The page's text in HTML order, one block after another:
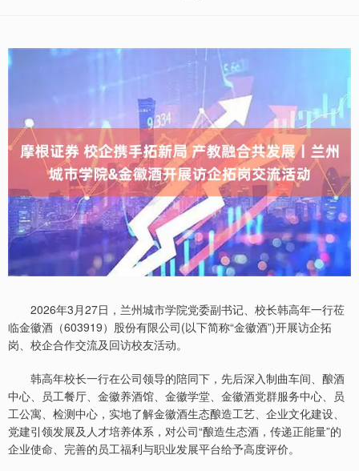
2026年3月27日，兰州城市学院党委副书记、校长韩高年一行莅
临金徽酒（603919）股份有限公司(以下简称“金徽酒”)开展访企拓
岗、校企合作交流及回访校友活动。
韩高年校长一行在公司领导的陪同下，先后深入制曲车间、酿酒
中心、员工餐厅、金徽养酒馆、金徽学堂、金徽酒党群服务中心、员
工公寓、检测中心，实地了解金徽酒生态酿造工艺、企业文化建设、
党建引领发展及人才培养体系，对公司“酿造生态酒，传递正能量”的
企业使命、完善的员工福利与职业发展平台给予高度评价。